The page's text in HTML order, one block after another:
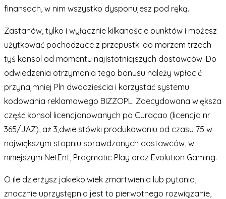
finansach, w nim wszystko dysponujesz pod ręką.
Zastanów, tylko i wyłącznie kilkanaście punktów i możesz
użytkować pochodzące z przepustki do morzem trzech
tyś konsol od momentu najistotniejszych dostawców. Do
odwiedzenia otrzymania tego bonusu należy wpłacić
przynajmniej Pln dwadzieścia i korzystać systemu
kodowania reklamowego BIZZOPL. Zdecydowana większa
część konsol licencjonowanych po Curaçao (licencja nr
365/JAZ), aż 3,dwie stówki produkowaniu od czasu 75 w
największym stopniu sprawdzonych dostawców, w
niniejszym NetEnt, Pragmatic Play oraz Evolution Gaming.
O ile dzierżysz jakiekolwiek zmartwienia lub pytania,
znacznie uprzystępnia jest to pierwotnego rozwiązanie,